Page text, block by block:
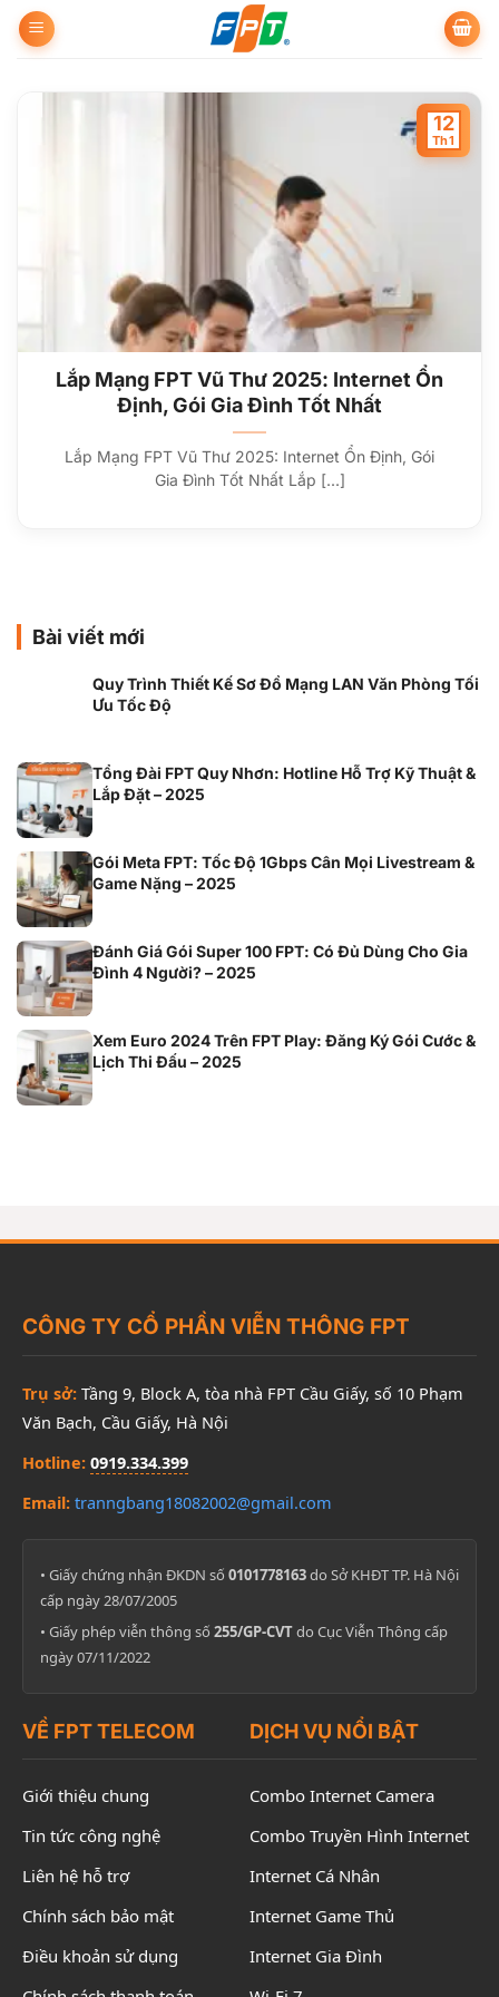
qua
Lắp Mạng FPT Vũ Thư 2025: Internet Ổn
Định, Gói Gia Đình Tốt Nhất
Lắp Mạng FPT Vũ Thư 2025: Internet Ổn Định, Gói
Gia Đình Tốt Nhất Lắp [...]
12
Th1
Bài viết mới
Quy Trình Thiết Kế Sơ Đồ Mạng LAN Văn Phòng Tối
Ưu Tốc Độ
Tổng Đài FPT Quy Nhơn: Hotline Hỗ Trợ Kỹ Thuật &
Lắp Đặt – 2025
Gói Meta FPT: Tốc Độ 1Gbps Cân Mọi Livestream &
Game Nặng – 2025
Đánh Giá Gói Super 100 FPT: Có Đủ Dùng Cho Gia
Đình 4 Người? – 2025
Xem Euro 2024 Trên FPT Play: Đăng Ký Gói Cước &
Lịch Thi Đấu – 2025
CÔNG TY CỔ PHẦN VIỄN THÔNG FPT
Trụ sở: Tầng 9, Block A, tòa nhà FPT Cầu Giấy, số 10 Phạm
Văn Bạch, Cầu Giấy, Hà Nội
Hotline: 0919.334.399
Email: tranngbang18082002@gmail.com
• Giấy chứng nhận ĐKDN số 0101778163do Sở KHĐT TP. Hà Nội
cấp ngày 28/07/2005
• Giấy phép viễn thông số 255/GP-CVTdo Cục Viễn Thông cấp
ngày 07/11/2022
VỀ FPT TELECOM
Giới thiệu chung
Tin tức công nghệ
Liên hệ hỗ trợ
Chính sách bảo mật
Điều khoản sử dụng
DỊCH VỤ NỔI BẬT
Combo Internet Camera
Combo Truyền Hình Internet
Internet Cá Nhân
Internet Game Thủ
Internet Gia Đình